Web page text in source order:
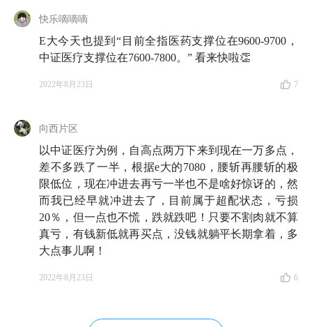
快乐嘀嘀嘀
E大今天也提到“目前全指医药支撑位在9600-9700，
中证医疗支撑位在7600-7800。” 看来快啦👏
2022年8月23日 7
向西片区
以中证医疗为例，自高点两万下来到现在一万多点，
差不多跌了一半，根据e大的7080，腰斩再腰斩的极
限低位，现在冲进去再亏一半也不是啥好惊讶的，然
而我已经早就冲进去了，目前属于超配状态，亏损
20％，但一点也不慌，跌就跌吧！只要不割肉就不算
真亏，有钱新低就再买点，没钱就躺平长期拿着，多
大点事儿啊！
2022年8月23日 6